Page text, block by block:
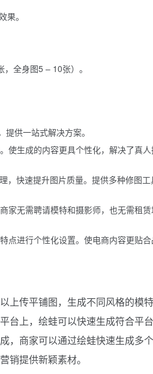
果。
全身图5 – 10张）。
供一站式解决方案。
使生成的内容更具个性化，解决了真
快速提升图片质量。提供多种修图工
家无需聘请模特和摄影师，也无需租赁
点进行个性化设置。使电商内容更贴
上传平铺图，生成不同风格的模
台上，绘蛙可以快速生成符合平
，商家可以通过绘蛙快速生成多
销提供新颖素材。